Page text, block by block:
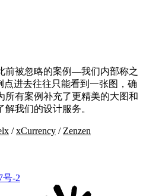
前被忽略的案例—我们内部称之
点进去往往只能看到一张图，确
所有案例补充了更精美的大图和
我们的设计服务。
/xCurrency / Zenzen
号-2